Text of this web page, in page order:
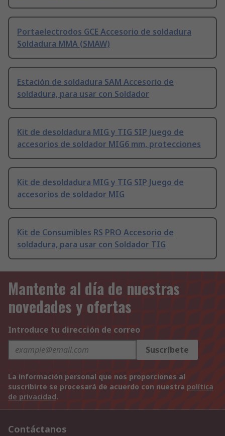
Portaelectrodos GCE Accesorio de soldadura
Soldadura MMA (SMAW)
Estación de soldadura SAM Accesorio de
soldadura, para usar con Soldador
Kit de desoldadura MIG y TIG SIP Juego de
accesorios de soldador MIG6 mm, protecciones
Kit de desoldadura MIG y TIG SIP Juego de
accesorios de soldador MIG
Kit de Consumibles RS PRO Accesorio de
soldadura, para usar con Soldador TIG
Mantente al día de nuestras
novedades y ofertas
Introduce tu dirección de correo
Suscríbete
La información personal que nos proporciones al
suscribirte se procesará de acuerdo con nuestra política
de privacidad.
Contáctanos